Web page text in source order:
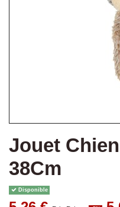
Jouet
38Cm
Disponible